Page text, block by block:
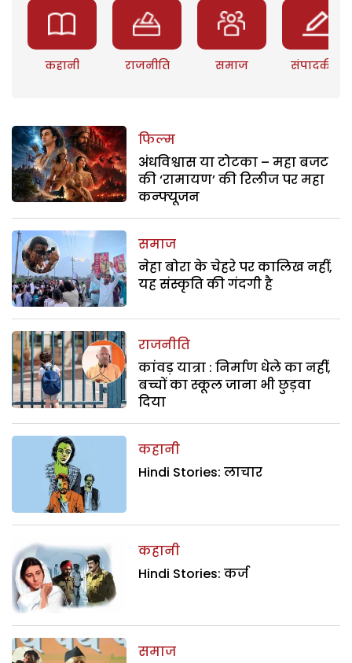
कहानी राजनीति समाज संपादकीय
फिल्म
अंधविश्वास या टोटका – महा बजट
की ‘रामायण’ की रिलीज पर महा
कन्फ्यूजन
समाज
नेहा बोरा के चेहरे पर कालिख नहीं,
यह संस्कृति की गंदगी है
राजनीति
कांवड़ यात्रा : निर्माण धेले का नहीं,
बच्चों का स्कूल जाना भी छुड़वा
दिया
कहानी
Hindi Stories: लाचार
कहानी
Hindi Stories: कर्ज
समाज